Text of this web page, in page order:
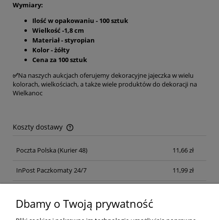
Wymiary:
Ilość w opakowaniu - 100 sztuk
Wielkość -1,8 cm
Materiał - styropian
Kolor - żółty
Cena za 100 sztuk
✅Na naszych aukcjach oferujemy dekoracyjne jajeczka w wielu
kolorach, wielkościach, a także wiele produktów do dekoracji na
Wielkanoc
Koszty dostawy
Cena nie zawiera ewentualnych kosztów płatności
Poczta Polska (Kurier 48) 11,66 zł
InPost Paczkomaty 24/7 11,99 zł
Dbamy o Twoją prywatność